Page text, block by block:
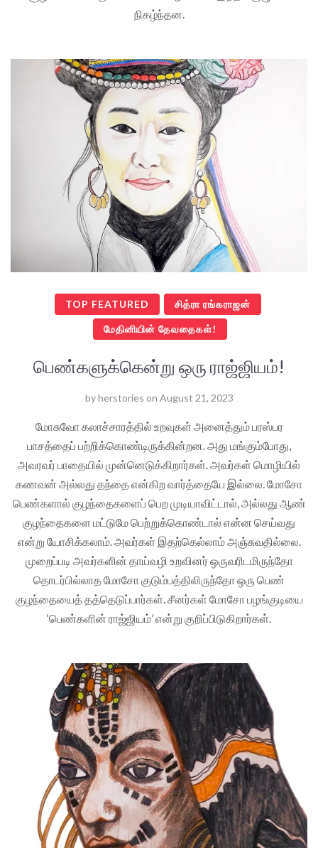
நிகழ்ந்தன.
TOP FEATURED சித்ரா ரங்கராஜன்
மேதினியின் தேவதைகள்!
பெண்களுக்கென்று ஒரு ராஜ்ஜியம்!
byherstories on August 21, 2023
மோசுவோ கலாச்சாரத்தில் உறவுகள் அனைத்தும் பரஸ்பர
பாசத்தைப் பற்றிக்கொண்டிருக்கின்றன. அது மங்கும்போது,
அவரவர் பாதையில் முன்னெடுக்கிறார்கள். அவர்கள் மொழியில்
கணவன் அல்லது தந்தை என்கிற வார்த்தையே இல்லை. மோசோ
பெண்களால் குழந்தைகளைப் பெற முடியாவிட்டால், அல்லது ஆண்
குழந்தைகளை மட்டுமே பெற்றுக்கொண்டால் என்ன செய்வது
என்று யோசிக்கலாம். அவர்கள் இதற்கெல்லாம் அஞ்சுவதில்லை.
முறைப்படி அவர்களின் தாய்வழி உறவினர் ஒருவரிடமிருந்தோ
தொடர்பில்லாத மோசோ குடும்பத்திலிருந்தோ ஒரு பெண்
குழந்தையைத் தத்தெடுப்பார்கள். சீனர்கள் மோசோ பழங்குடியை
‘பெண்களின் ராஜ்ஜியம்’ என்று குறிப்பிடுகிறார்கள்.